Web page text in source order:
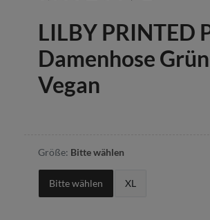
LILBY PRINTED
Damenhose
Vegan
Größe: Bitte wählen
Bitte wählen XL